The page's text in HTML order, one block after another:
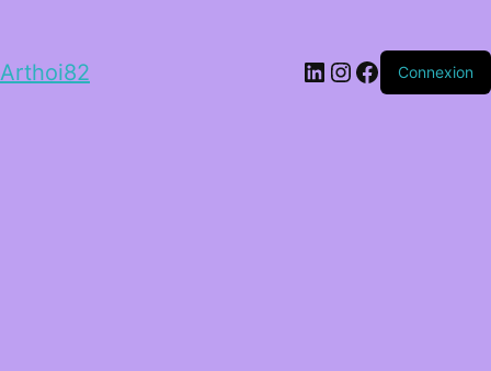
Arthoi82 LinkedIn
Instagram
Facebook
Connexion